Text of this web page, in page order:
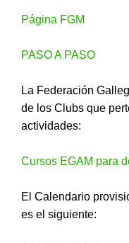
Página FGM
PASO A PASO
La Federación
de los Clubs que
actividades:
Cursos EGAM para
El Calendario
es el siguiente: